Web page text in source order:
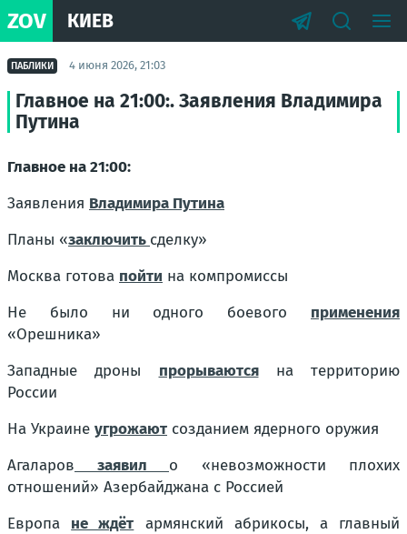
ZOV КИЕВ
ПАБЛИКИ 4 июня 2026, 21:03
Главное на 21:00:. Заявления Владимира
Путина
Главное на 21:00:
Заявления Владимира Путина
Планы «заключить сделку»
Москва готова пойти на компромиссы
Не было ни одного боевого применения
«Орешника»
Западные дроны прорываютсяна территорию
России
На Украине угрожают созданием ядерного оружия
Агаларов заявил о «невозможности плохих
отношений» Азербайджана с Россией
Европа не ждёт армянский абрикосы, а главный